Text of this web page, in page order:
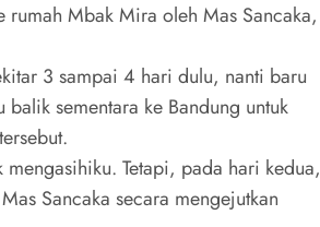
Mbak Mira oleh Mas Sancaka,
3 sampai 4 hari dulu, nanti baru
sementara ke Bandung untuk
Tetapi, pada hari kedua,
Sancaka secara mengejutkan